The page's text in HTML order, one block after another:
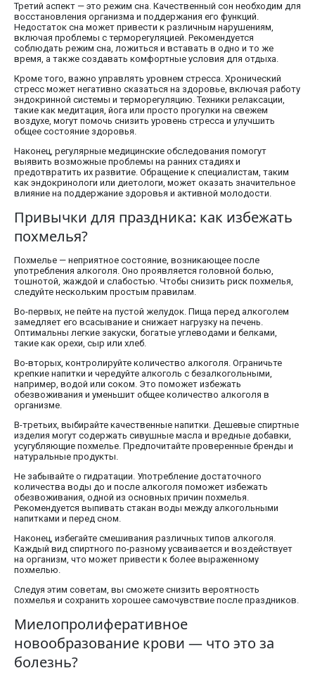
Третий аспект — это режим сна. Качественный сон необходим для
восстановления организма и поддержания его функций.
Недостаток сна может привести к различным нарушениям,
включая проблемы с терморегуляцией. Рекомендуется
соблюдать режим сна, ложиться и вставать в одно и то же
время, а также создавать комфортные условия для отдыха.
Кроме того, важно управлять уровнем стресса. Хронический
стресс может негативно сказаться на здоровье, включая работу
эндокринной системы и терморегуляцию. Техники релаксации,
такие как медитация, йога или просто прогулки на свежем
воздухе, могут помочь снизить уровень стресса и улучшить
общее состояние здоровья.
Наконец, регулярные медицинские обследования помогут
выявить возможные проблемы на ранних стадиях и
предотвратить их развитие. Обращение к специалистам, таким
как эндокринологи или диетологи, может оказать значительное
влияние на поддержание здоровья и активной молодости.
Привычки для праздника: как избежать
похмелья?
Похмелье — неприятное состояние, возникающее после
употребления алкоголя. Оно проявляется головной болью,
тошнотой, жаждой и слабостью. Чтобы снизить риск похмелья,
следуйте нескольким простым правилам.
Во-первых, не пейте на пустой желудок. Пища перед алкоголем
замедляет его всасывание и снижает нагрузку на печень.
Оптимальны легкие закуски, богатые углеводами и белками,
такие как орехи, сыр или хлеб.
Во-вторых, контролируйте количество алкоголя. Ограничьте
крепкие напитки и чередуйте алкоголь с безалкогольными,
например, водой или соком. Это поможет избежать
обезвоживания и уменьшит общее количество алкоголя в
организме.
В-третьих, выбирайте качественные напитки. Дешевые спиртные
изделия могут содержать сивушные масла и вредные добавки,
усугубляющие похмелье. Предпочитайте проверенные бренды и
натуральные продукты.
Не забывайте о гидратации. Употребление достаточного
количества воды до и после алкоголя поможет избежать
обезвоживания, одной из основных причин похмелья.
Рекомендуется выпивать стакан воды между алкогольными
напитками и перед сном.
Наконец, избегайте смешивания различных типов алкоголя.
Каждый вид спиртного по-разному усваивается и воздействует
на организм, что может привести к более выраженному
похмелью.
Следуя этим советам, вы сможете снизить вероятность
похмелья и сохранить хорошее самочувствие после праздников.
Миелопролиферативное
новообразование крови — что это за
болезнь?